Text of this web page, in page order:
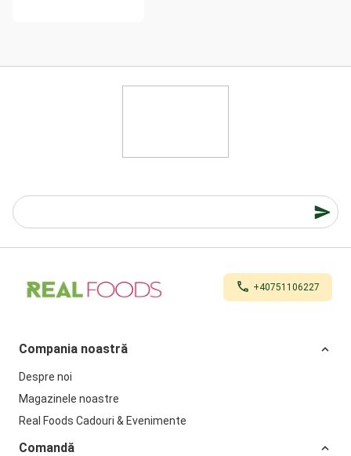
+40751106227
Compania noastră
Despre noi
Magazinele noastre
Real Foods Cadouri & Evenimente
Comandă